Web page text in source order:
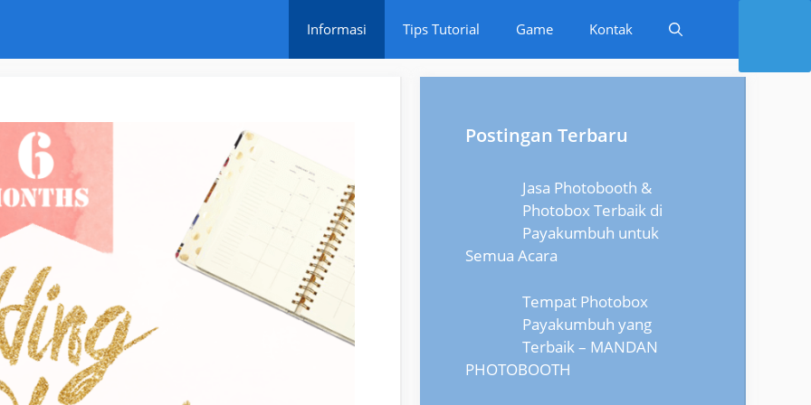
Informasi Tips Tutorial Game Kontak
Postingan Terbaru
Jasa Photobooth &
Photobox Terbaik di
Payakumbuh untuk
Semua Acara
Tempat Photobox
Payakumbuh yang
Terbaik – MANDAN
PHOTOBOOTH